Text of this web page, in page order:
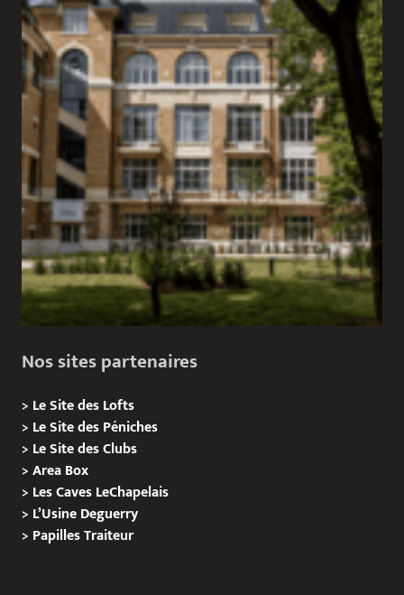
Nos sites partenaires
> Le Site des Lofts
> Le Site des Péniches
> Le Site des Clubs
>Area Box
> Les Caves LeChapelais
> L’Usine Deguerry
> PapillesTraiteur